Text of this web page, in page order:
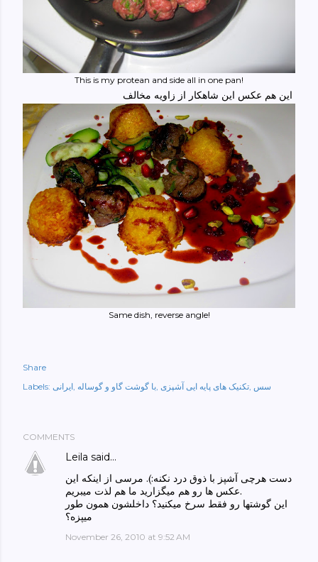
This is my protean and side all in one pan!
Same dish, reverse angle!
Share
Labels: ایرانی با گوشت گاو و گوساله تکنیک های پایه ایی آشپزی سس
COMMENTS
Leila said…
دست هرچی آشپز با ذوق درد نکنه:). مرسی از اينکه اين
عکس ها رو هم ميگزاريد ما هم لذت ميبريم.
اين گوشتها رو فقط سرخ ميکنيد؟ داخلشون همون طور
ميپزه؟
November 26, 2010 at 9:52 AM